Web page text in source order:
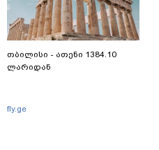
თბილისი - ათენი 1384.10
ლარიდან
fly.ge